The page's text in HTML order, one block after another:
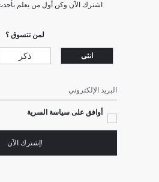
اشترك الآن وكن أول من يعلم
لمن تتسوق ؟
انثى ذكر
البريد الإلكتروني
أوافق على سياسة السرية
!إشترك الآن